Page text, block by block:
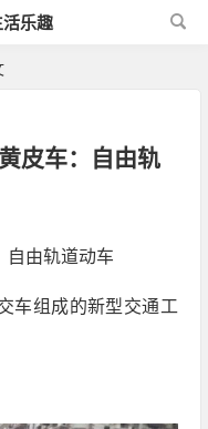
乐趣
皮车：自由轨
自由轨道动车
车组成的新型交通工